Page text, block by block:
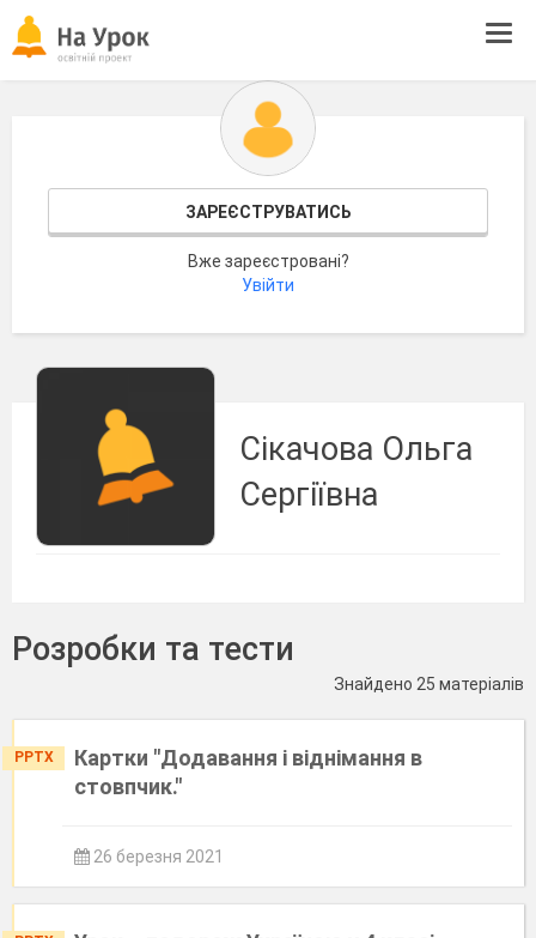
ЗАРЕЄСТРУВАТИСЬ
Вже зареєстровані?
Увійти
Сiкачова Ольга
Сергіївна
Розробки та тести
Знайдено 25 матеріалів
PPTX
Картки "Додавання і віднімання в
стовпчик."
26 березня 2021